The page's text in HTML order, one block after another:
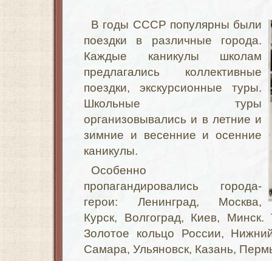
В годы СССР популярны были
поездки в различные города.
Каждые каникулы школам
предлагались коллективные
поездки, экскурсионные туры.
Школьные туры
организовывались и в летние и
зимние и весенние и осенние
каникулы.
Особенно
пропагандировались города-
герои: Ленинград, Москва,
Курск, Волгоград, Киев,
Золотое кольцо России,
Самара, Ульяновск, Казань,